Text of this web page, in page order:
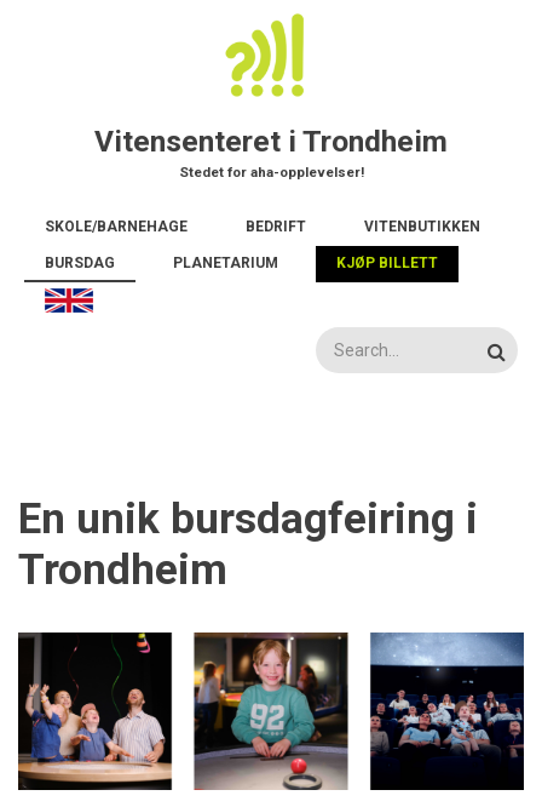
Vitensenteret i Trondheim
Stedet for aha-opplevelser!
Main
navigation
SKOLE/BARNEHAGE BEDRIFT VITENBUTIKKEN
BURSDAG PLANETARIUM KJØP BILLETT
En unik bursdagfeiring i
Trondheim